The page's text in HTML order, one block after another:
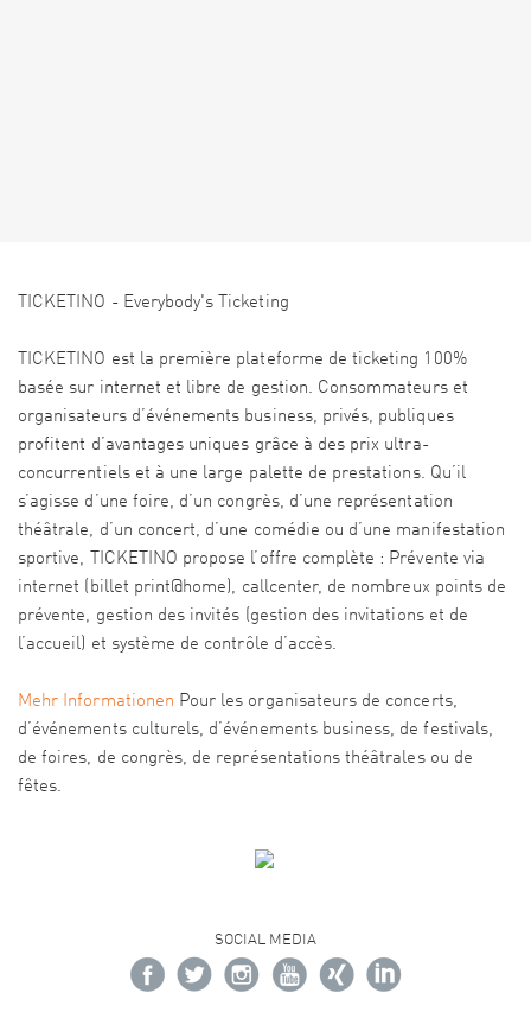
TICKETINO - Everybody's Ticketing
TICKETINO est la première plateforme de ticketing 100%
basée sur internet et libre de gestion. Consommateurs et
organisateurs d’événements business, privés, publiques
profitent d’avantages uniques grâce à des prix ultra-
concurrentiels et à une large palette de prestations. Qu’il
s’agisse d’une foire, d’un congrès, d’une représentation
théâtrale, d’un concert, d’une comédie ou d’une manifestation
sportive, TICKETINO propose l’offre complète : Prévente via
internet (billet print@home), callcenter, de nombreux points de
prévente, gestion des invités (gestion des invitations et de
l’accueil) et système de contrôle d’accès.
Mehr Informationen Pour les organisateurs de concerts,
d’événements culturels, d’événements business, de festivals,
de foires, de congrès, de représentations théâtrales ou de
fêtes.
SOCIAL MEDIA